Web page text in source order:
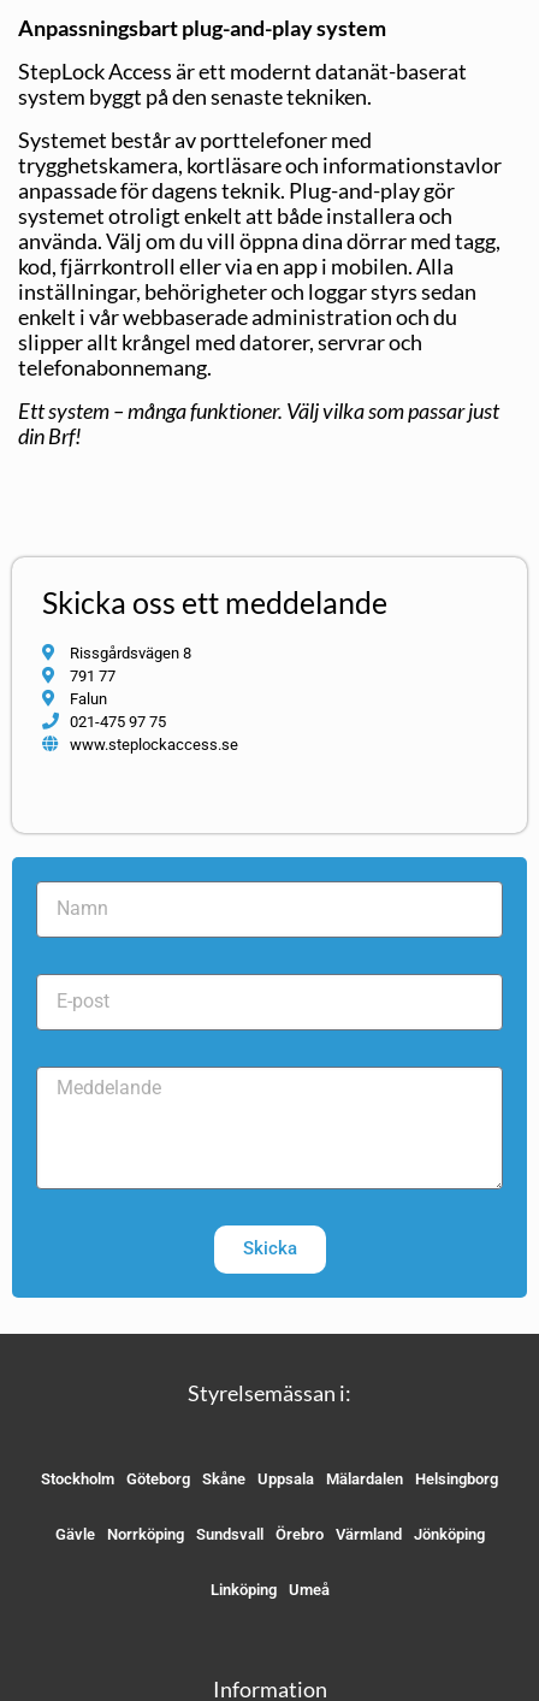
Anpassningsbart plug-and-play system
StepLock Access är ett modernt datanät-baserat
system byggt på den senaste tekniken.
Systemet består av porttelefoner med
trygghetskamera, kortläsare och informa­tionstavlor
anpassade för dagens teknik. Plug-and-play gör
systemet otroligt enkelt att både installera och
använda. Välj om du vill öppna dina dörrar med tagg,
kod, fjärrkontroll eller via en app i mobilen. Alla
inställningar, behörigheter och loggar styrs sedan
enkelt i vår webbaserade administration och du
slipper allt krångel med datorer, servrar och
telefonabonnemang.
Ett system – många funktioner. Välj vilka som passar just
din Brf!
Skicka oss ett meddelande
Rissgårdsvägen 8
791 77
Falun
021-475 97 75
www.steplockaccess.se
Skicka
Styrelsemässan i:
Stockholm Göteborg Skåne Uppsala Mälardalen Helsingborg
Gävle Norrköping Sundsvall Örebro Värmland Jönköping
Linköping Umeå
Information